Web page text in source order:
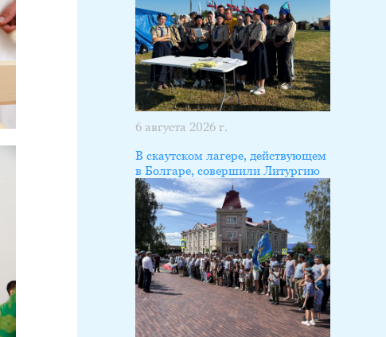
6 августа 2026 г.
В скаутском лагере, действующем
в Болгаре, совершили Литургию